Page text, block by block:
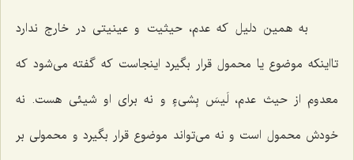
به همین دلیل که عدم، حیثیت و عینیتی در خارج ندارد
تااینکه موضوع یا محمول قرار بگیرد اینجاست که گفته می‌شود که
معدوم از حیث عدم، لَیسَ بِشیءٍ و نه برای او شیئی هست. نه
خودش محمول است و نه می‌تواند موضوع قرار بگیرد و محمولی بر